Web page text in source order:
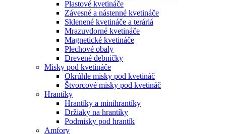
Plastové kvetináče
Závesné a nástenné kvetináče
Sklenené kvetináče a teráriá
Mrazuvdorné kvetináče
Magnetické kvetináče
Plechové obaly
Drevené debničky
Misky pod kvetináče
Okrúhle misky pod kvetináč
Štvorcové misky pod kvetináč
Hrantíky
Hrantíky a minihrantíky
Držiaky na hrantíky
Podmisky pod hrantík
Amfory